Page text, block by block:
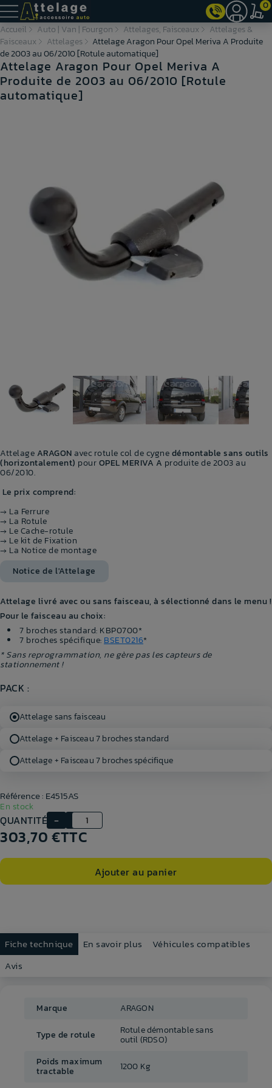
0
Accueil
Auto | Van | Fourgon Attelages, Faisceaux
Attelages &
Faisceaux
Attelages
Attelage Aragon Pour Opel Meriva A Produite
de 2003 au 06/2010 [Rotule automatique]
Attelage Aragon Pour Opel Meriva A
Produite de 2003 au 06/2010 [Rotule
automatique]
AttelageARAGONavec rotule col de cygnedémontable sans outils
(horizontalement) pourOPEL MERIVA A produite de 2003 au
06/2010.
Le prix comprend:
→ La Ferrure
→ La Rotule
→ Le Cache-rotule
→ Le kit de Fixation
→ La Notice de montage
Notice de l'Attelage
Attelage livré avec ou sans faisceau, à sélectionné dans le menu !
Pour le faisceau au choix:
7 broches standard: KBP0700*
7 broches spécifique: BSET0216*
* Sans reprogrammation, ne gère pas les capteurs de
stationnement !
PACK :
Attelage sans faisceau
Attelage + Faisceau 7 broches standard
Attelage + Faisceau 7 broches spécifique
QUANTITÉ
En stock
Référence : E4515AS
303,70 €TTC
Ajouter au panier
Fiche technique En savoir plus
Véhicules compatibles
Avis
Marque ARAGON
Type de rotule Rotule démontable sans
outil (RDSO)
Poids maximum
tractable 1200 Kg